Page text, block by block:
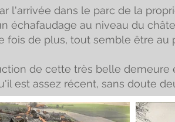
l'arrivée dans le parc de la
échafaudage au niveau du
fois de plus, tout semble être au
de cette très belle
est assez récent, sans doute